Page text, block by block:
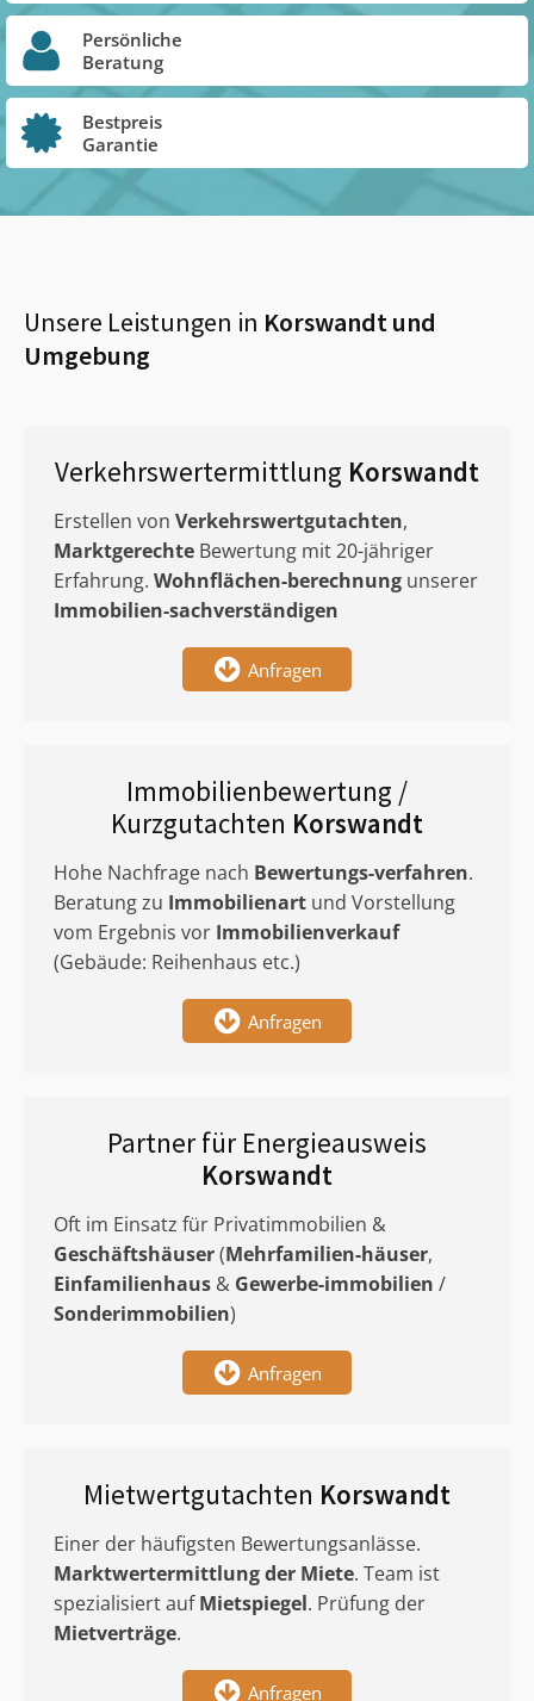
Persönliche
Beratung
Bestpreis
Garantie
Unsere Leistungen in Korswandtund
Umgebung
Verkehrswertermittlung Korswandt
Erstellen von Verkehrswertgutachten,
Marktgerechte Bewertung mit 20-jähriger
Erfahrung. Wohnflächen-berechnung unserer
Immobilien-sachverständigen
Anfragen
Immobilienbewertung /
Kurzgutachten Korswandt
Hohe Nachfrage nach Bewertungs-verfahren.
Beratung zu Immobilienart und Vorstellung
vom Ergebnis vor Immobilienverkauf
(Gebäude: Reihenhaus etc.)
Anfragen
Partner für Energieausweis
Korswandt
Oft im Einsatz für Privatimmobilien &
Geschäftshäuser(Mehrfamilien-häuser,
Einfamilienhaus & Gewerbe-immobilien /
Sonderimmobilien)
Anfragen
Mietwertgutachten Korswandt
Einer der häufigsten Bewertungsanlässe.
Marktwertermittlungder Miete. Team ist
spezialisiert aufMietspiegel. Prüfung der
Mietverträge.
Anfragen